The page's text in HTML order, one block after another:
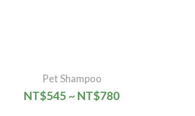
Pet Shampoo
NT$545 ~ NT$780